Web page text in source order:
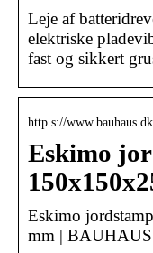
Leje af
elektriske
fast og sikkert
http s://
Eskimo
Eskimo
mm | BAUHAUS